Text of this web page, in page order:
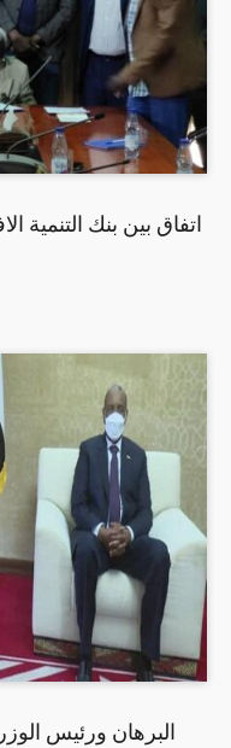
اتفاق بين بنك التنمية
البرهان ورئيس